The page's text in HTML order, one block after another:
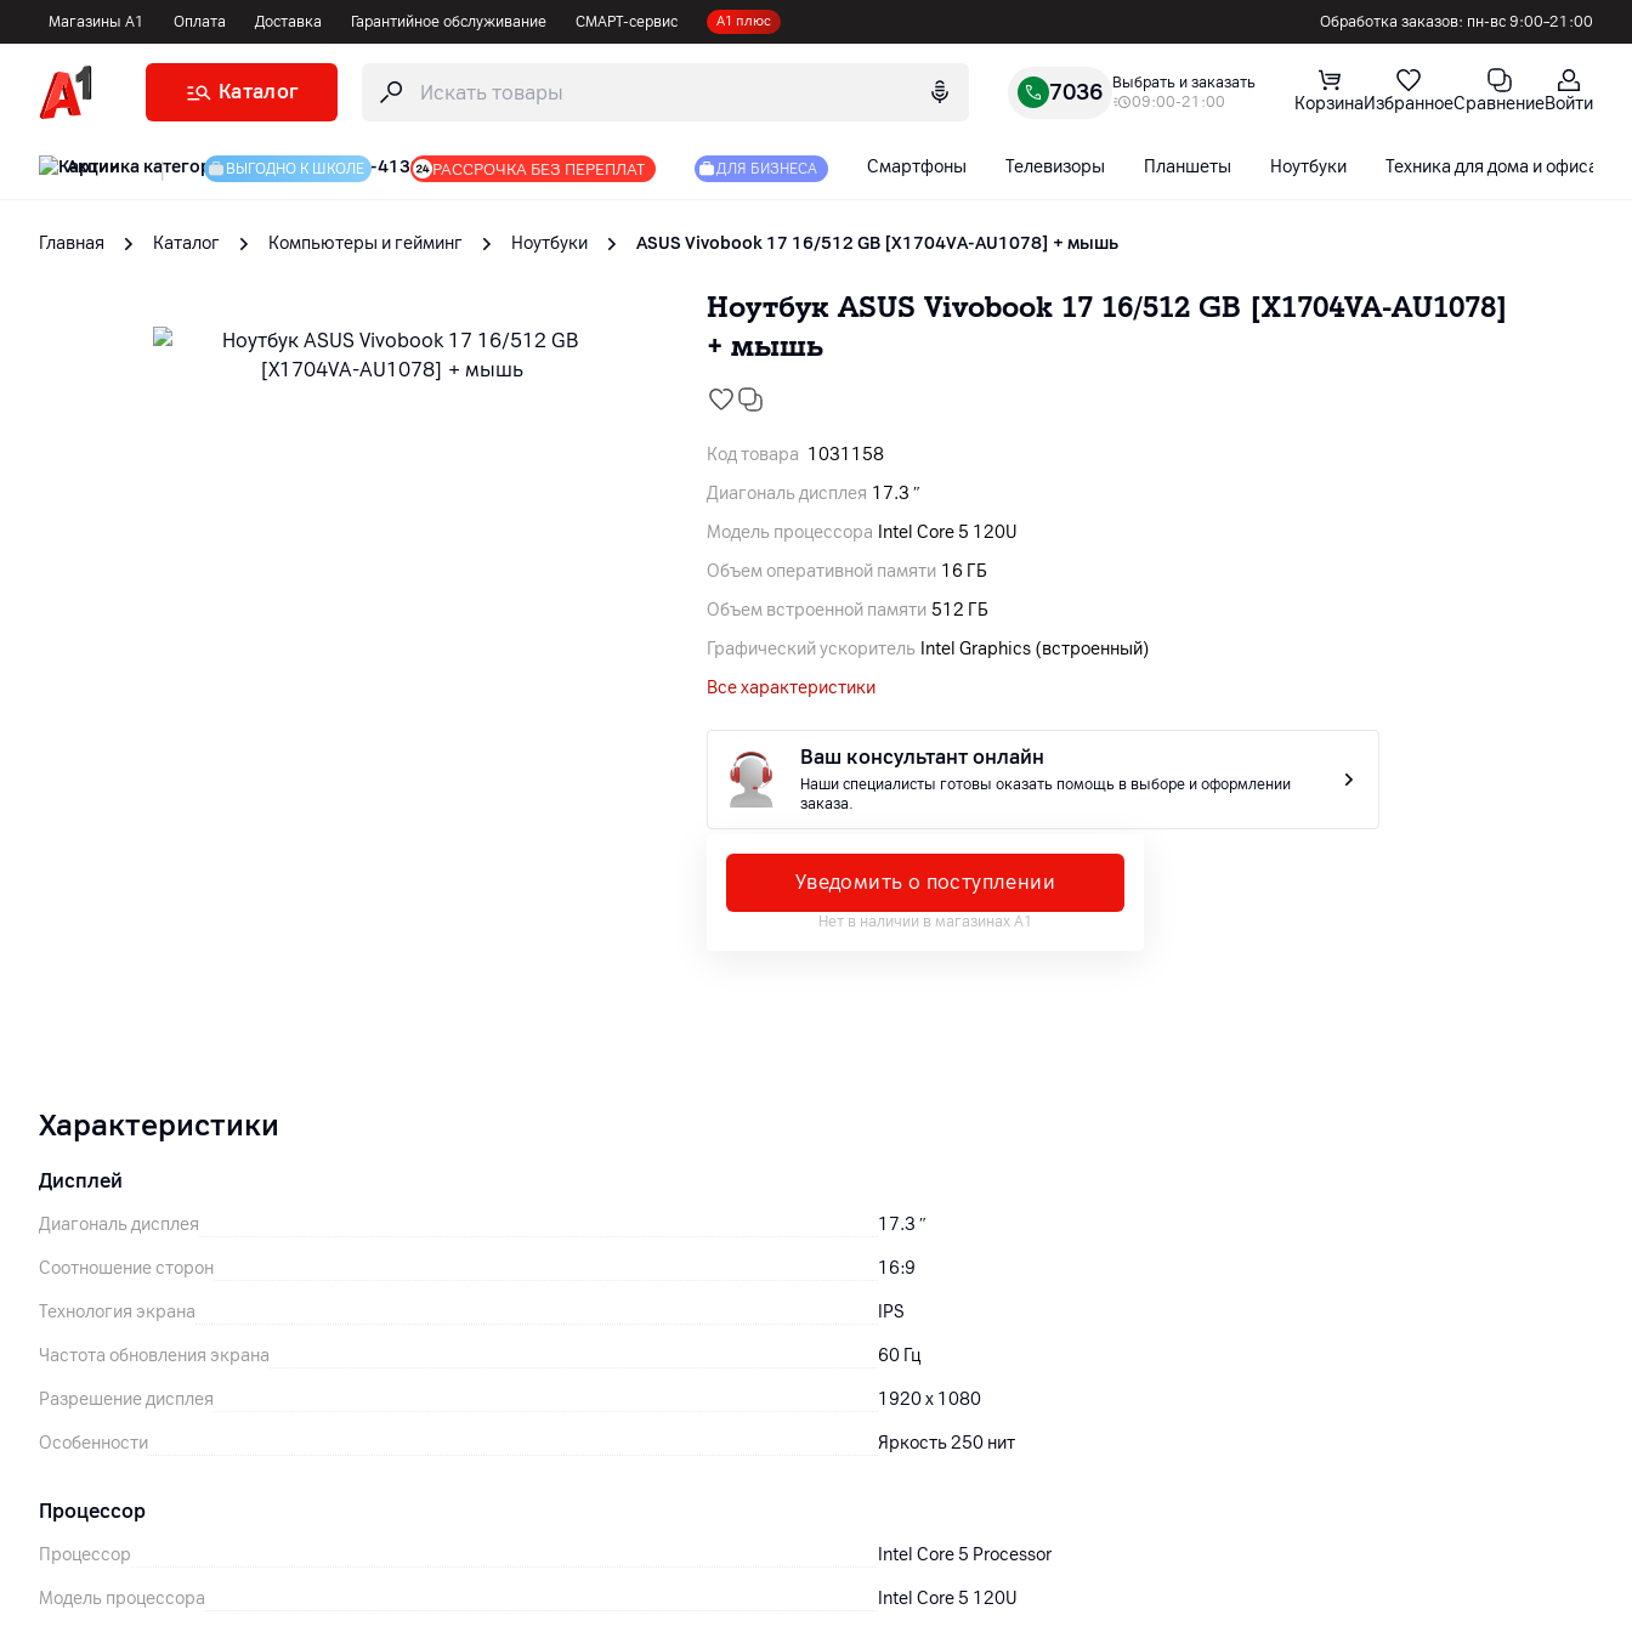
Магазины А1 Оплата Доставка Гарантийное обслуживание СМАРТ-сервис А1 плюс Обработка заказов: пн-вс 9:00–21:00
Каталог 7036
Выбрать и заказать
09:00-21:00
КорзинаИзбранноеСравнениеВойти
Акции | ВЫГОДНО К ШКОЛЕ РАССРОЧКА БЕЗ ПЕРЕПЛАТ ДЛЯ БИЗНЕСА Смартфоны Телевизоры Планшеты Ноутбуки Техника для дома и офиса
Главная Каталог Компьютеры и гейминг Ноутбуки ASUS Vivobook 17 16/512 GB [X1704VA-AU1078] + мышь
Ноутбук ASUS Vivobook 17 16/512 GB [X1704VA-AU1078]
+ мышь
Код товара 1031158
Диагональ дисплея 17.3 ″
Модель процессора Intel Core 5 120U
Объем оперативной памяти 16 ГБ
Объем встроенной памяти 512 ГБ
Графический ускоритель Intel Graphics (встроенный)
Все характеристики
Ваш консультант онлайн
Наши специалисты готовы оказать помощь в выборе и оформлении
заказа.
Уведомить о поступлении
Нет в наличии в магазинах А1
Характеристики
Дисплей
Диагональ дисплея 17.3 ″
Соотношение сторон 16:9
Технология экрана IPS
Частота обновления экрана 60 Гц
Разрешение дисплея 1920 x 1080
Особенности Яркость 250 нит
Процессор
Процессор Intel Core 5 Processor
Модель процессора Intel Core 5 120U